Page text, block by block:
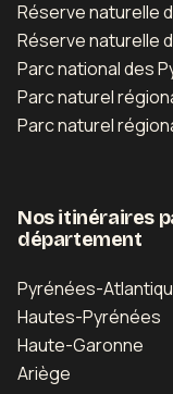
Réserve naturelle
Réserve naturelle
Parc national des
Parc naturel
Parc naturel
Nos itinéraires
département
Pyrénées-
Hautes-Pyrénées
Haute-Garonne
Ariège